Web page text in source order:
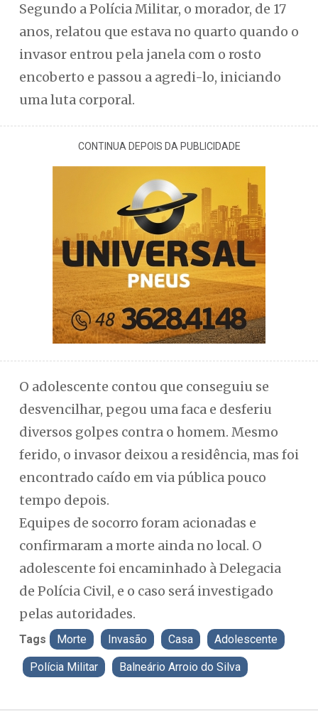
Segundo a Polícia Militar, o morador, de 17
anos, relatou que estava no quarto quando o
invasor entrou pela janela com o rosto
encoberto e passou a agredi-lo, iniciando
uma luta corporal.
CONTINUA DEPOIS DA PUBLICIDADE
O adolescente contou que conseguiu se
desvencilhar, pegou uma faca e desferiu
diversos golpes contra o homem. Mesmo
ferido, o invasor deixou a residência, mas foi
encontrado caído em via pública pouco
tempo depois.
Equipes de socorro foram acionadas e
confirmaram a morte ainda no local. O
adolescente foi encaminhado à Delegacia
de Polícia Civil, e o caso será investigado
pelas autoridades.
Tags Morte Invasão Casa Adolescente
Polícia Militar Balneário Arroio do Silva